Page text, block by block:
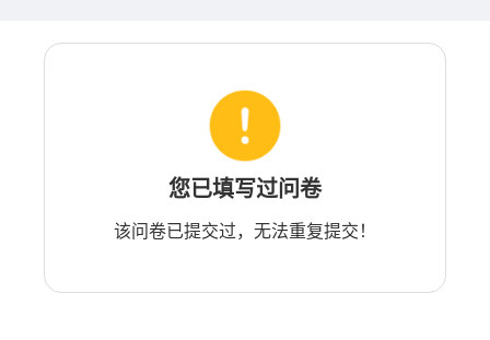
您已填写过问卷
该问卷已提交过，无法重复提交！